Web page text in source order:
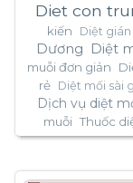
Diet con
kiến
Diệt
Dương
Diệt
muỗi đơn giản
rẻ Diệt mối sài
Dịch vụ diệt
muỗi Thuốc